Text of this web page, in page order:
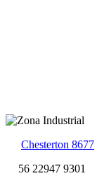
Chesterton 8677
56 22947 9301